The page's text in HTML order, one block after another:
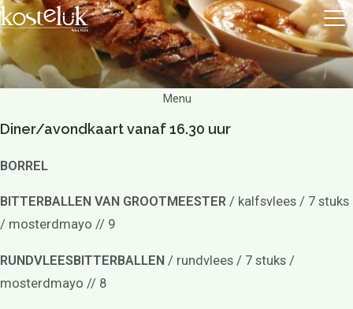
Menu
Diner/avondkaart vanaf 16.30 uur
BORREL
BITTERBALLEN VAN GROOTMEESTER / kalfsvlees / 7 stuks
/ mosterdmayo // 9
RUNDVLEESBITTERBALLEN / rundvlees / 7 stuks /
mosterdmayo // 8